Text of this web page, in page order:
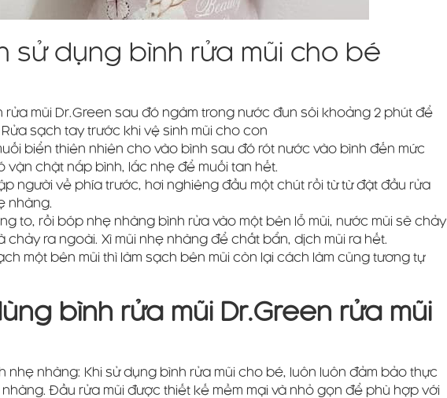
sử dụng bình rửa mũi cho bé
rửa mũi Dr.Green sau đó ngâm trong nước đun sôi khoảng 2 phút để
sạch tay trước khi vệ sinh mũi cho con
biển thiên nhiên cho vào bình sau đó rót nước vào bình đến mức
vặn chặt nắp bình, lắc nhẹ để muối tan hết.
người về phía trước, hơi nghiêng đầu một chút rồi từ từ đặt đầu rửa
nhàng.
to, rồi bóp nhẹ nhàng bình rửa vào một bên lỗ mũi, nước mũi sẽ chảy
chảy ra ngoài. Xì mũi nhẹ nhàng để chất bẩn, dịch mũi ra hết.
một bên mũi thì làm sạch bên mũi còn lại cách làm cũng tương tự
bình rửa mũi Dr.Green rửa mũi
nhẹ nhàng: Khi sử dụng bình rửa mũi cho bé, luôn luôn đảm bảo thực
Đầu rửa mũi được thiết kế mềm mại và nhỏ gọn để phù hợp với